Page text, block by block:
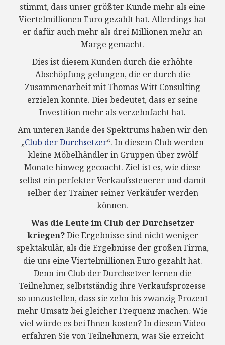
stimmt, dass unser größter Kunde mehr als eine
Viertelmillionen Euro gezahlt hat. Allerdings hat
er dafür auch mehr als drei Millionen mehr an
Marge gemacht.
Dies ist diesem Kunden durch die erhöhte
Abschöpfung gelungen, die er durch die
Zusammenarbeit mit Thomas Witt Consulting
erzielen konnte. Dies bedeutet, dass er seine
Investition mehr als verzehnfacht hat.
Am unteren Rande des Spektrums haben wir den
„Club der Durchsetzer“. In diesem Club werden
kleine Möbelhändler in Gruppen über zwölf
Monate hinweg gecoacht. Ziel ist es, wie diese
selbst ein perfekter Verkaufssteuerer und damit
selber der Trainer seiner Verkäufer werden
können.
Was die Leute im Club der Durchsetzer
kriegen?Die Ergebnisse sind nicht weniger
spektakulär, als die Ergebnisse der großen Firma,
die uns eine Viertelmillionen Euro gezahlt hat.
Denn im Club der Durchsetzer lernen die
Teilnehmer, selbstständig ihre Verkaufsprozesse
so umzustellen, dass sie zehn bis zwanzig Prozent
mehr Umsatz bei gleicher Frequenz machen. Wie
viel würde es bei Ihnen kosten? In diesem Video
erfahren Sie von Teilnehmern, was Sie erreicht